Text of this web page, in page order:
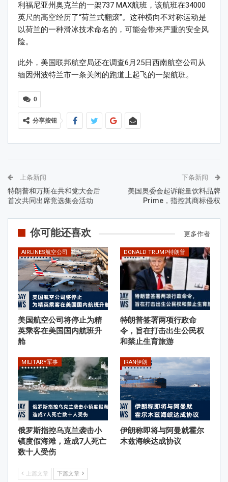
利福尼亚州奥克兰的一架737 MAX航班，该航班在34000
英尺的高空经历了“荷兰式翻滚”。这种横向不对称运动是
以荷兰的一种滑冰技术命名的，可能会带来严重的安全风
险。
此外，美国联邦航空局还在调查6月25日西南航空公司从
缅因州波特兰市一条关闭的跑道上起飞的一架航班。
0
分享按钮
上条新闻
特朗普和万斯在共和党大会后
首次共同出席竞选集会活动
下条新闻
美国奥委会起诉能量饮料品牌
Prime，指控其商标侵权
你可能还喜欢 更多作者
AIRLINES航空公司
美国航空公司将停止为精
英乘客在美国国内航班升
舱
DONALD TRUMP特朗普
特朗普签署两项行政命
令，旨在打击出生公民权
和禁止生育旅游
MILITARY军事
俄罗斯指控乌克兰袭击小
镇度假海滩，造成7人死亡
数十人受伤
IRAN伊朗
伊朗称即将与阿曼就霍尔
木兹海峡达成协议
上篇文章 下篇文章